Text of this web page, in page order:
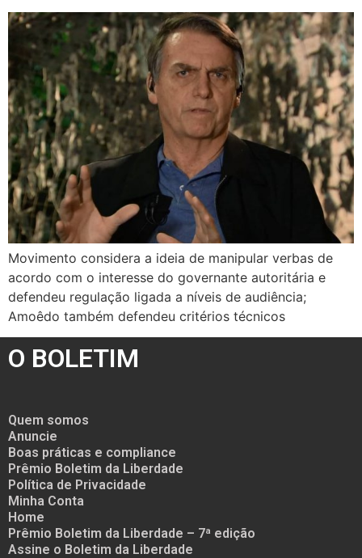
Movimento considera a ideia de manipular verbas de
acordo com o interesse do governante autoritária e
defendeu regulação ligada a níveis de audiência;
Amoêdo também defendeu critérios técnicos
O BOLETIM
Quem somos
Anuncie
Boas práticas e compliance
Prêmio Boletim da Liberdade
Política de Privacidade
Minha Conta
Home
Prêmio Boletim da Liberdade – 7ª edição
Assine o Boletim da Liberdade